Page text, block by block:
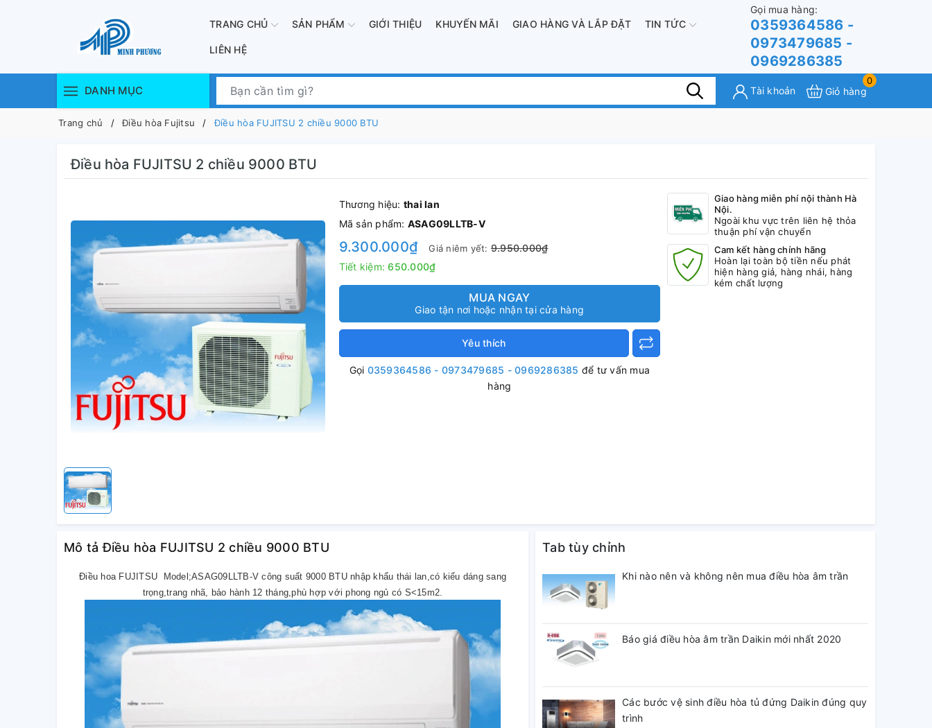
TRANG CHỦ SẢN PHẨM GIỚI THIỆU KHUYẾN MÃI GIAO HÀNG VÀ LẮP ĐẶT TIN TỨC
LIÊN HỆ
Gọi mua hàng:
0359364586 -
0973479685 -
0969286385
DANH MỤC Tài khoản
0
Giỏ hàng
Trang chủ Điều hòa Fujitsu Điều hòa FUJITSU 2 chiều 9000 BTU
Điều hòa FUJITSU 2 chiều 9000 BTU
Thương hiệu: thai lan
Mã sản phẩm: ASAG09LLTB-V
9.300.000₫ Giá niêm yết: 9.950.000₫
Tiết kiệm:650.000₫
MUA NGAY
Giao tận nơi hoặc nhận tại cửa hàng
Yêu thích
Gọi 0359364586 - 0973479685 - 0969286385 để tư vấn mua
hàng
Giao hàng miễn phí nội thành Hà
Nội.
Ngoài khu vực trên liên hệ thỏa
thuận phí vận chuyển
Cam kết hàng chính hãng
Hoàn lại toàn bộ tiền nếu phát
hiện hàng giả, hàng nhái, hàng
kém chất lượng
Mô tả Điều hòa FUJITSU 2 chiều 9000 BTU
Điều hoa FUJITSU Model;ASAG09LLTB-V công suất 9000 BTU nhập khẩu thái lan,có kiểu dáng sang
trọng,trang nhã, bảo hành 12 tháng,phù hợp với phong ngủ có S<15m2.
Tab tùy chỉnh
Khi nào nên và không nên mua điều hòa âm trần
Báo giá điều hòa âm trần Daikin mới nhất 2020
Các bước vệ sinh điều hòa tủ đứng Daikin đúng quy
trình